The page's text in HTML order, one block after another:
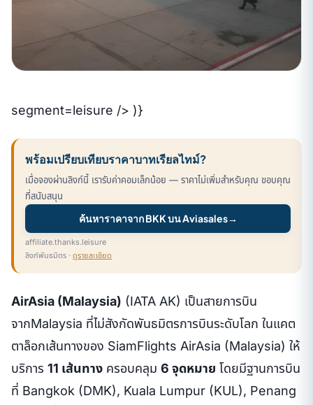
segment=leisure /> )}
พร้อมเปรียบเทียบราคาบาทเรียลไทม์?
เมื่อจองผ่านลิงก์นี้ เรารับค่าคอมเล็กน้อย — ราคาไม่เพิ่มสำหรับคุณ ขอบคุณ
ที่สนับสนุน
ค้นหาราคาจาก BKK บน Aviasales→
affiliate.thanks.leisure
ลิงก์พันธมิตร · ดูรายละเอียด
AirAsia (Malaysia) (IATA AK) เป็นสายการบิน
จากMalaysia ที่ไม่สังกัดพันธมิตรการบินระดับโลก ในแคต
ตาล็อกเส้นทางของ SiamFlights AirAsia (Malaysia) ให้
บริการ 11 เส้นทาง ครอบคลุม 6 จุดหมาย โดยมีฐานการบิน
ที่ Bangkok (DMK), Kuala Lumpur (KUL), Penang